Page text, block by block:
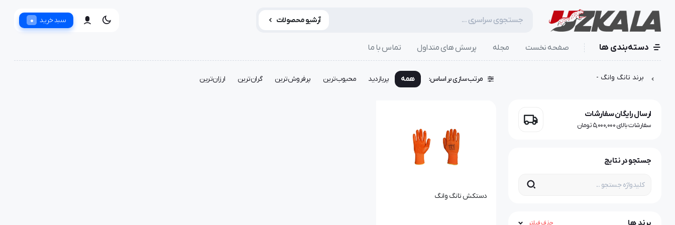
آرشیو محصولات سبد خرید 0
دسته‌بندی ها صفحه نخست مجله پرسش های متداول تماس با ما
برند تانگ وانگ -
ارسال رایگان سفارشات
سفارشات بالای 5,000,000 تومان
جستجو در نتایج
برند ها حذف فیلتر
مرتب سازی بر اساس: همه پربازدید محبوب‌ترین پرفروش‌ترین گران‌ترین ارزان‌ترین
دستکش تانگ وانگ